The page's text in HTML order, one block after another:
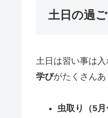
土日の過
土日は習い事は
学びがたくさんあ
虫取り（5月